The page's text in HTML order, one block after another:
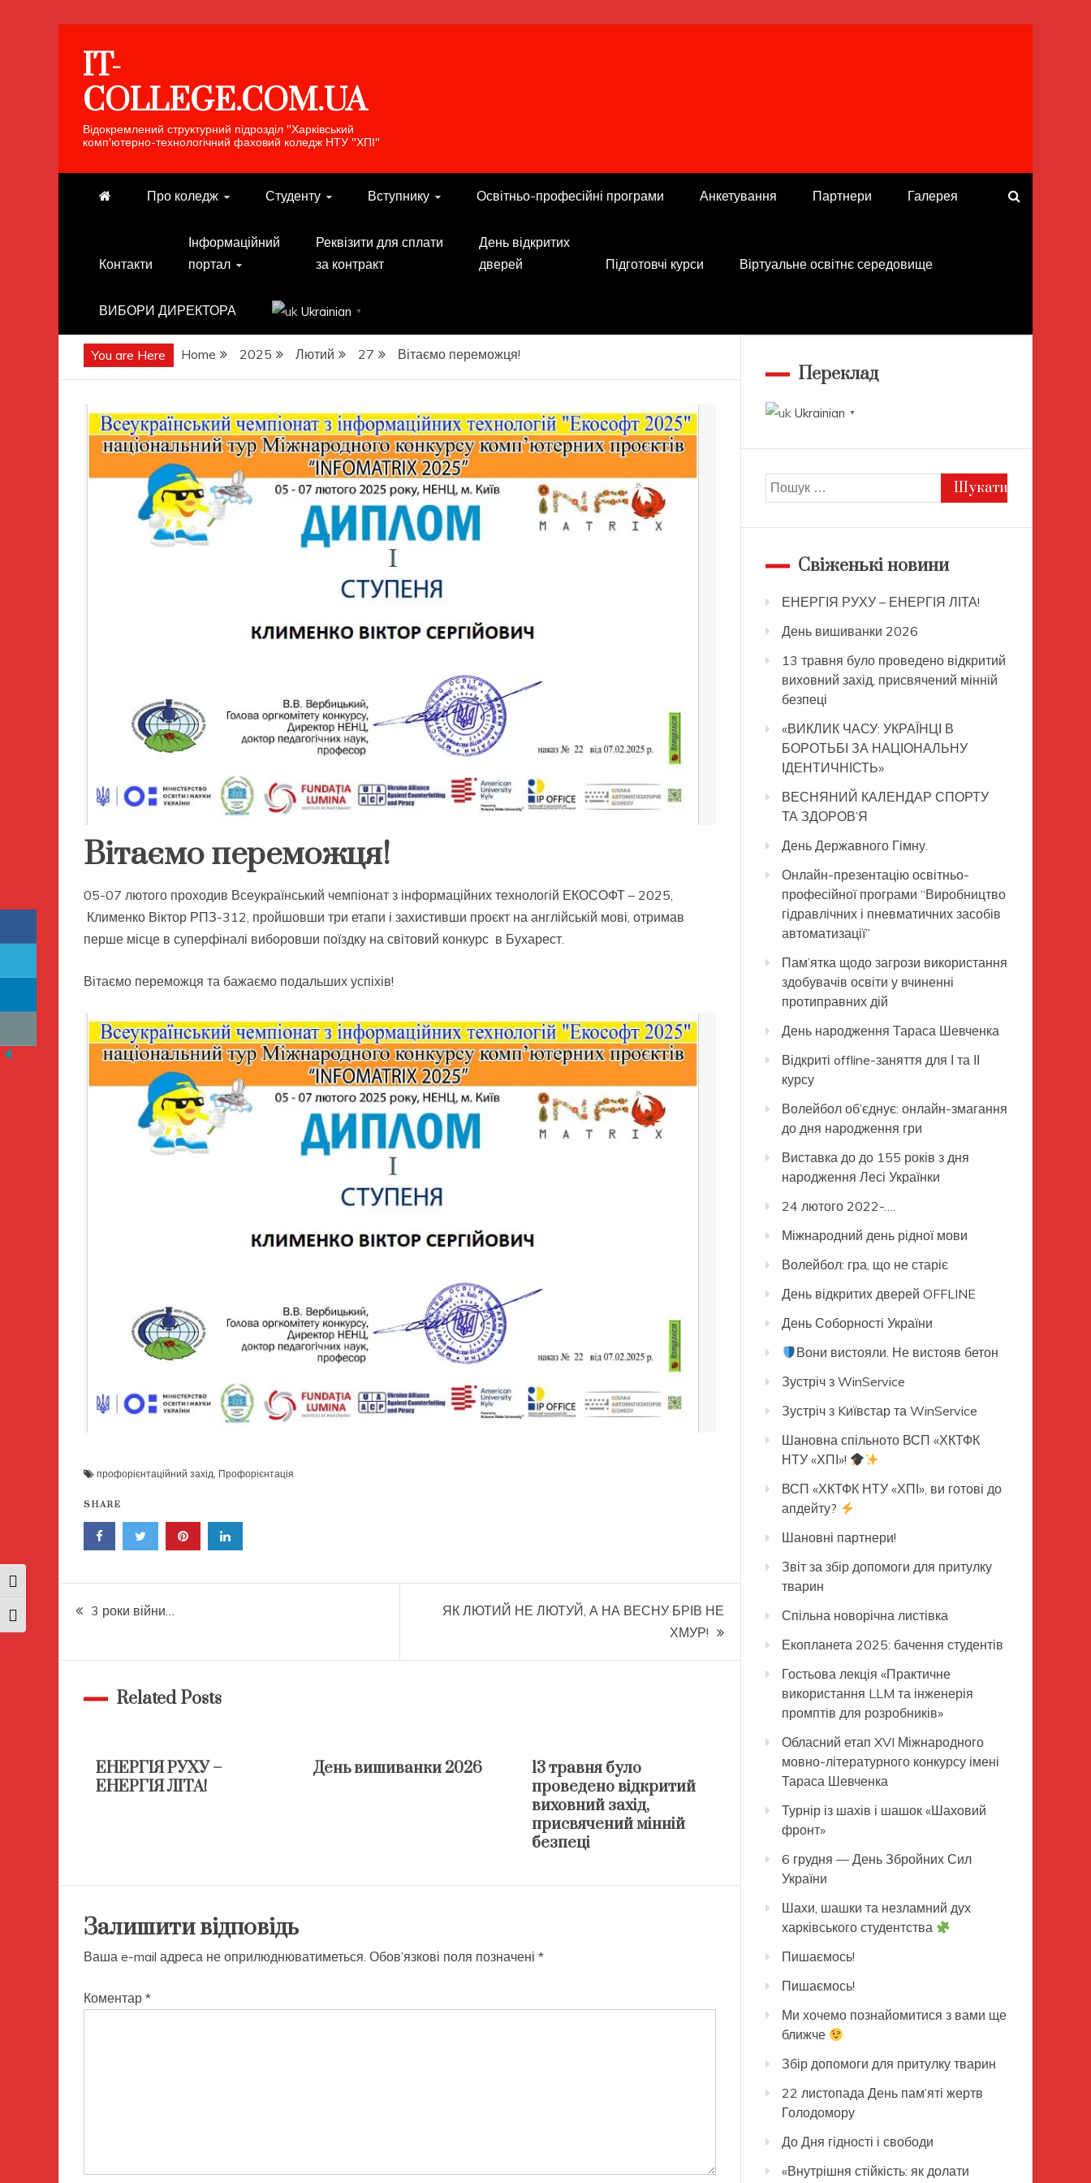
Toggle High Contrast
Toggle Font size
contentIT-
COLLEGE.COM.UA
Відокремлений структурний підрозділ "Харківський
комп'ютерно-технологічний фаховий коледж НТУ "ХПІ"
Про коледж Студенту Вступнику Освітньо-професійні програми Анкетування Партнери Галерея
Контакти
Інформаційний
портал
Реквізити для сплати
за контракт
День відкритих
дверей
Підготовчі курси Віртуальне освітнє середовище
ВИБОРИ ДИРЕКТОРА Ukrainian ▼
You are Here Home 2025 Лютий 27 Вітаємо переможця!
Вітаємо переможця!
05-07 лютого проходив Всеукраїнський чемпіонат з інформаційних технологій ЕКОСОФТ – 2025,
Клименко Віктор РПЗ-312, пройшовши три етапи і захистивши проєкт на англійській мові, отримав
перше місце в суперфіналі виборовши поїздку на світовий конкурс в Бухарест.
Вітаємо переможця та бажаємо подальших успіхів!
профорієнтаційний захід Профорієнтація
SHARE
Навігація
3 роки війни…
ЯК ЛЮТИЙ НЕ ЛЮТУЙ, А НА ВЕСНУ БРІВ НЕ
ХМУР!
Related Posts
ЕНЕРГІЯ РУХУ –
ЕНЕРГІЯ ЛІТА!
День вишиванки 2026
13 травня було
проведено відкритий
виховний захід,
присвячений мінній
безпеці
Залишити відповідь
Ваша e-mail адреса не оприлюднюватиметься. Обов’язкові поля позначені *
Коментар *
Переклад
Ukrainian ▼
Пошук:
Свіженькі новини
ЕНЕРГІЯ РУХУ – ЕНЕРГІЯ ЛІТА!
День вишиванки 2026
13 травня було проведено відкритий
виховний захід, присвячений мінній
безпеці
«ВИКЛИК ЧАСУ: УКРАЇНЦІ В
БОРОТЬБІ ЗА НАЦІОНАЛЬНУ
ІДЕНТИЧНІСТЬ»
ВЕСНЯНИЙ КАЛЕНДАР СПОРТУ
ТА ЗДОРОВ’Я
День Державного Гімну.
Онлайн-презентацію освітньо-
професійної програми “Виробництво
гідравлічних і пневматичних засобів
автоматизації”
Пам’ятка щодо загрози використання
здобувачів освіти у вчиненні
протиправних дій
День народження Тараса Шевченка
Відкриті offline-заняття для І та ІІ
курсу
Волейбол об’єднує: онлайн-змагання
до дня народження гри
Виставка до до 155 років з дня
народження Лесі Українки
24 лютого 2022-….
Міжнародний день рідної мови
Волейбол: гра, що не старіє
День відкритих дверей OFFLINE
День Соборності України
Вони вистояли. Не вистояв бетон
Зустріч з WinService
Зустріч з Kиївстар та WinService
Шановна спільното ВСП «ХКТФК
НТУ «ХПІ»!
ВСП «ХКТФК НТУ «ХПІ», ви готові до
апдейту?
Шановні партнери!
Звіт за збір допомоги для притулку
тварин
Спільна новорічна листівка
Екопланета 2025: бачення студентів
Гостьова лекція «Практичне
використання LLM та інженерія
промптів для розробників»
Обласний етап XVI Міжнародного
мовно-літературного конкурсу імені
Тараса Шевченка
Турнір із шахів і шашок «Шаховий
фронт»
6 грудня — День Збройних Сил
України
Шахи, шашки та незламний дух
харківського студентства
Пишаємось!
Пишаємось!
Ми хочемо познайомитися з вами ще
ближче
Збір допомоги для притулку тварин
22 листопада День пам’яті жертв
Голодомору
До Дня гідності і свободи
«Внутрішня стійкість: як долати